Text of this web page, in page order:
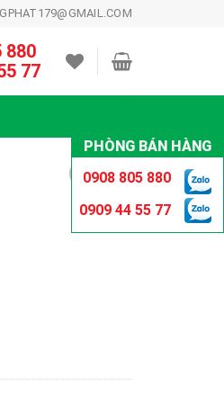
880
77
PHÒNG BÁN HÀNG
0908 805 880
0909 44 55 77